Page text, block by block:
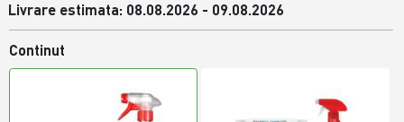
Livrare estimata: 08.08.2026 - 09.08.2026
Continut